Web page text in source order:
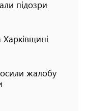
підозри
Харківщині
жалобу